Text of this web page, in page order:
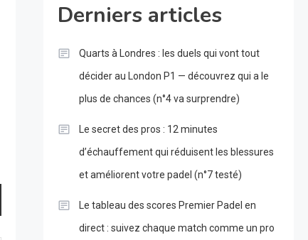
Derniers articles
Quarts à Londres : les duels qui vont tout
décider au London P1 — découvrez qui a le
plus de chances (n°4 va surprendre)
Le secret des pros : 12 minutes
d’échauffement qui réduisent les blessures
et améliorent votre padel (n°7 testé)
Le tableau des scores Premier Padel en
direct : suivez chaque match comme un pro